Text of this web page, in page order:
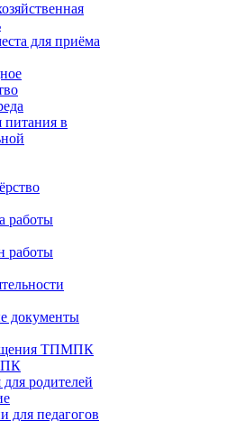
для приёма
питания в
работы
работы
документы
ТПМПК
родителей
для педагогов